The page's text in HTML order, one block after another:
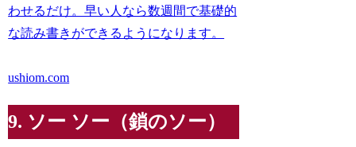
わせるだけ。早い人なら数週間で基礎的
な読み書きができるようになります。
ushiom.com
9. ソー ソー（鎖のソー）